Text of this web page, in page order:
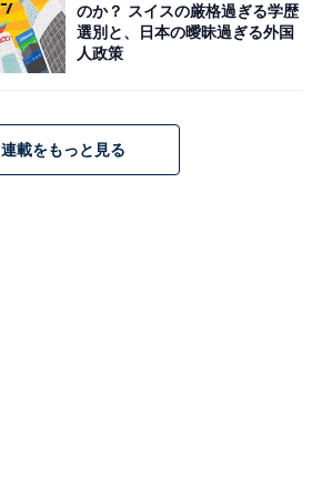
のか？ スイスの厳格過ぎる学歴
選別と、日本の曖昧過ぎる外国
人政策
連載をもっと見る